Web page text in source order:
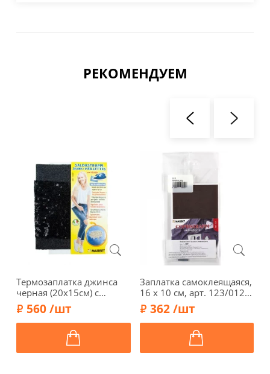
РЕКОМЕНДУЕМ
Термозаплатка джинса
черная (20х15см) с
черными пайетками
(15х10см), 120-Р/798
560 /шт
Заплатка самоклеящаяся,
16 х 10 см, арт. 123/012,
коричневый
362 /шт